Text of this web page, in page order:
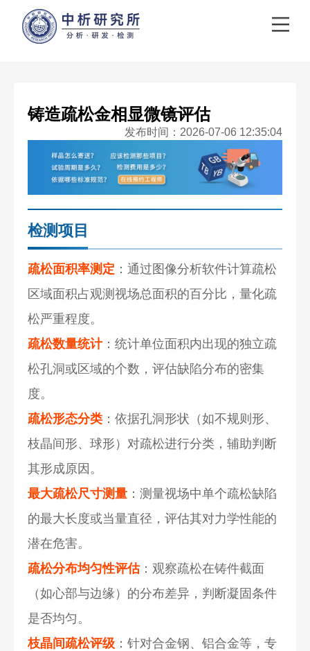
铸造疏松金相显微镜评估
发布时间：2026-07-06 12:35:04
检测项目
疏松面积率测定 ：通过图像分析软件计算疏松
区域面积占观测视场总面积的百分比，量化疏
松严重程度。
疏松数量统计：统计单位面积内出现的独立疏
松孔洞或区域的个数，评估缺陷分布的密集
度。
疏松形态分类 ：依据孔洞形状（如不规则形、
枝晶间形、球形）对疏松进行分类，辅助判断
其形成原因。
最大疏松尺寸测量 ：测量视场中单个疏松缺陷
的最大长度或当量直径，评估其对力学性能的
潜在危害。
疏松分布均匀性评估：观察疏松在铸件截面
（如心部与边缘）的分布差异，判断凝固条件
是否均匀。
枝晶间疏松评级 ：针对合金钢、铝合金等，专